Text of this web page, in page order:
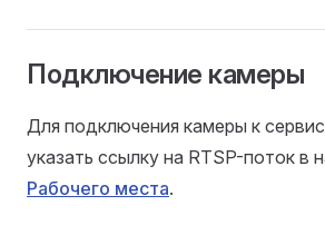
Подключение камеры
Для подключения камеры к
указать ссылку на RTSP-поток в
Рабочего места.